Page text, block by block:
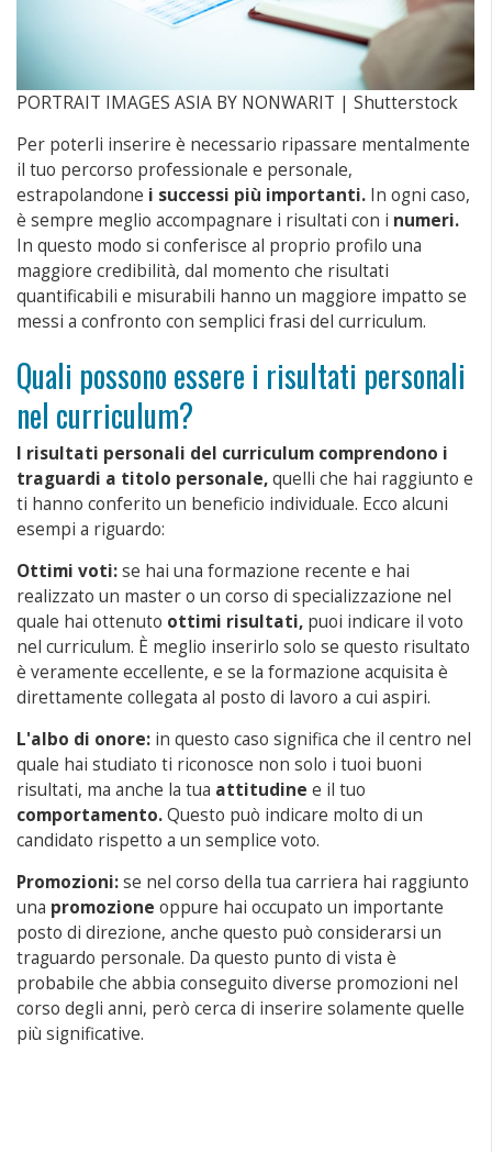
PORTRAIT IMAGES ASIA BY NONWARIT | Shutterstock
Per poterli inserire è necessario ripassare mentalmente
il tuo percorso professionale e personale,
estrapolandone i successi più importanti. In ogni caso,
è sempre meglio accompagnare i risultati con i numeri.
In questo modo si conferisce al proprio profilo una
maggiore credibilità, dal momento che risultati
quantificabili e misurabili hanno un maggiore impatto se
messi a confronto con semplici frasi del curriculum.
Quali possono essere i risultati personali
nel curriculum?
I risultati personali del curriculum comprendono i
traguardi a titolo personale,quelli che hai raggiunto e
ti hanno conferito un beneficio individuale. Ecco alcuni
esempi a riguardo:
Ottimi voti:se hai una formazione recente e hai
realizzato un master o un corso di specializzazione nel
quale hai ottenuto ottimi risultati, puoi indicare il voto
nel curriculum. È meglio inserirlo solo se questo risultato
è veramente eccellente, e se la formazione acquisita è
direttamente collegata al posto di lavoro a cui aspiri.
L'albo di onore: in questo caso significa che il centro nel
quale hai studiato ti riconosce non solo i tuoi buoni
risultati, ma anche la tua attitudine e il tuo
comportamento.Questo può indicare molto di un
candidato rispetto a un semplice voto.
Promozioni:se nel corso della tua carriera hai raggiunto
una promozione oppure hai occupato un importante
posto di direzione, anche questo può considerarsi un
traguardo personale. Da questo punto di vista è
probabile che abbia conseguito diverse promozioni nel
corso degli anni, però cerca di inserire solamente quelle
più significative.